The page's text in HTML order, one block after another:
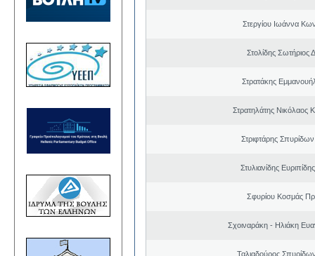
Στεργίου Ιωάννα
Στολίδης Σωτήριος
Στρατάκης
Στρατηλάτης Νικόλαος
Στριφτάρης
Στυλιανίδης
Σφυρίου Κοσμάς
Σχοιναράκη - Ηλιάκη
Ταλιαδούρος